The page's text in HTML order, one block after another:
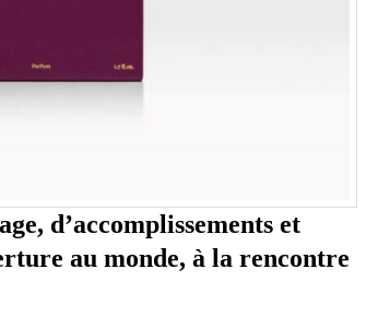
d’accomplissements et
au monde, à la rencontre